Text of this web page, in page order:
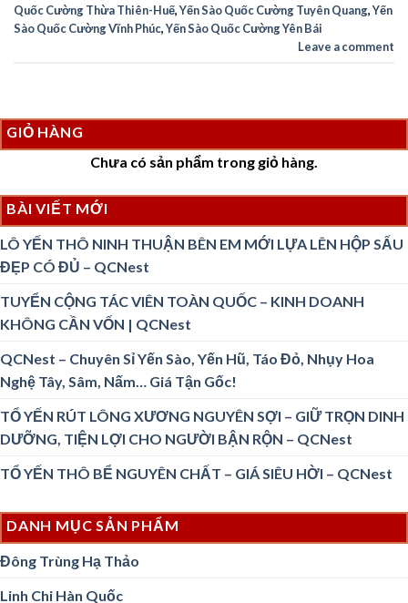
Quốc Cường Thừa Thiên-Huế,Yến Sào Quốc Cường Tuyên Quang,Yến
Sào Quốc Cường Vĩnh Phúc,Yến Sào Quốc Cường Yên Bái
Leave a comment
GIỎ HÀNG
Chưa có sản phẩm trong giỏ hàng.
BÀI VIẾT MỚI
LÔ YẾN THÔ NINH THUẬN BÊN EM MỚI LỰA LÊN HỘP SẤU
ĐẸP CÓ ĐỦ – QCNest
TUYỂN CỘNG TÁC VIÊN TOÀN QUỐC – KINH DOANH
KHÔNG CẦN VỐN | QCNest
QCNest – Chuyên Sỉ Yến Sào, Yến Hũ, Táo Đỏ, Nhụy Hoa
Nghệ Tây, Sâm, Nấm… Giá Tận Gốc!
TỔ YẾN RÚT LÔNG XƯƠNG NGUYÊN SỢI – GIỮ TRỌN DINH
DƯỠNG, TIỆN LỢI CHO NGƯỜI BẬN RỘN – QCNest
TỔ YẾN THÔ BỂ NGUYÊN CHẤT – GIÁ SIÊU HỜI – QCNest
DANH MỤC SẢN PHẨM
Đông Trùng Hạ Thảo
Linh Chi Hàn Quốc